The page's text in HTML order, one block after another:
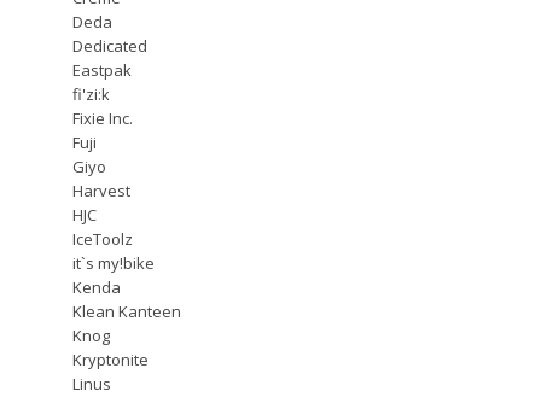
Deda
Dedicated
Eastpak
fi'zi:k
Fixie Inc.
Fuji
Giyo
Harvest
HJC
IceToolz
it`s my!bike
Kenda
Klean Kanteen
Knog
Kryptonite
Linus